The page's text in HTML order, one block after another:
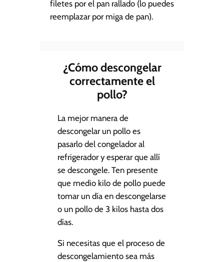
filetes por el pan rallado (lo puedes
reemplazar por miga de pan).
¿Cómo descongelar
correctamente el
pollo?
La mejor manera de
descongelar un pollo es
pasarlo del congelador al
refrigerador y esperar que allí
se descongele. Ten presente
que medio kilo de pollo puede
tomar un día en descongelarse
o un pollo de 3 kilos hasta dos
días.
Si necesitas que el proceso de
descongelamiento sea más